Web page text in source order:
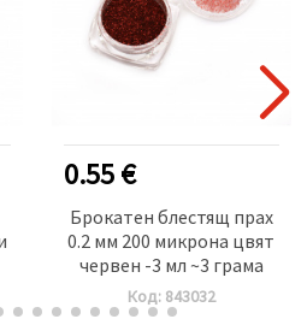
0.55 €
Брокатен блестящ прах
0.2 мм 200 микрона цвят
червен -3 мл ~3 грама
Код: 843032